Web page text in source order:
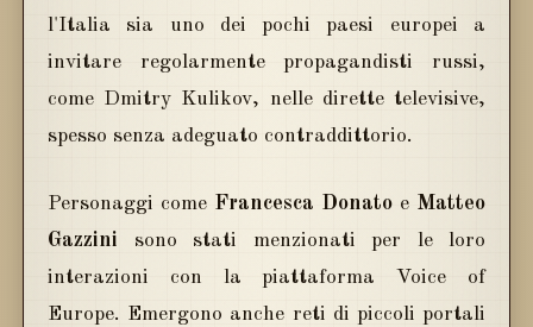
l'Italia sia uno dei pochi paesi europei a
invitare regolarmente propagandisti russi,
come Dmitry Kulikov, nelle dirette televisive,
spesso senza adeguato contraddittorio.
Personaggi come Francesca Donato e Matteo
Gazzini sono stati menzionati per le loro
interazioni con la piattaforma Voice of
Europe. Emergono anche reti di piccoli portali